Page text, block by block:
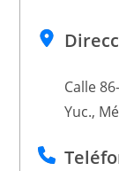
Calle
Yuc.,